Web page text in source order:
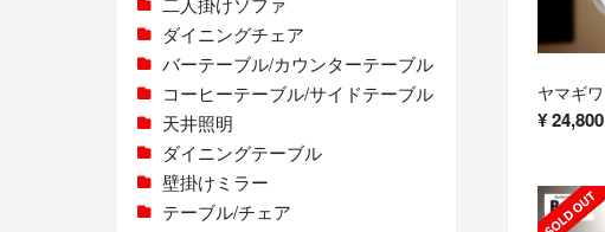
¥24,800
ダイニングチェア
バーテーブル/カウンターテーブル
コーヒーテーブル/サイドテーブル
天井照明
ダイニングテーブル
壁掛けミラー
テーブル/チェア